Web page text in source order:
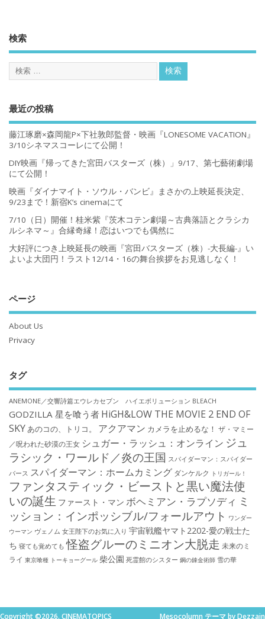
検索
最近の投稿
藤江琢磨×森岡龍P×下社敦郎監督・映画『LONESOME VACATION』
3/10シネマスコーレにて公開！
DIY映画『帰ってきた宮田バスターズ（株）」9/17、第七藝術劇場
にて公開！
映画『ダイナマイト・ソウル・バンビ』まさかの上映延長決定、
9/23まで！新宿K’s cinemaにて
7/10（日）開催！桂米紫『茨木コテン劇場～古典落語とクラシカ
ルシネマ～』合縁奇縁！恋はいつでも偶然に
大好評につき上映延長の映画『宮田バスターズ（株）-大長編-』い
よいよ大団円！ラスト12/14・16の舞台挨拶をお見逃しなく！
ページ
About Us
Privacy
タグ
ANEMONE／交響詩篇エウレカセブン ハイエボリューション BLEACH
GODZILLA 星を喰う者 HiGH&LOW THE MOVIE 2 END OF
SKYあのコの、トリコ。 アクアマン カメラを止めるな！ ザ・マミー
／呪われた砂漠の王女 シュガー・ラッシュ：オンライン ジュ
ラシック・ワールド／炎の王国 スパイダーマン：スパイダー
バース スパイダーマン：ホームカミング ダンケルク トリガール！
ファンタスティック・ビーストと黒い魔法使
いの誕生 ファースト・マン ボヘミアン・ラプソディ ミ
ッション：インポッシブル/フォールアウト ワンダー
ウーマン ヴェノム 女王陛下のお気に入り 宇宙戦艦ヤマト2202-愛の戦士た
ち 寝ても覚めても 怪盗グルーのミニオン大脱走 未来のミ
ライ 東京喰種 トーキョーグール 柴公園 死霊館のシスター 鋼の錬金術師 雪の華
Copyright ©2026. CINEMATOPICS Mesocolumn テーマ by Dezzain